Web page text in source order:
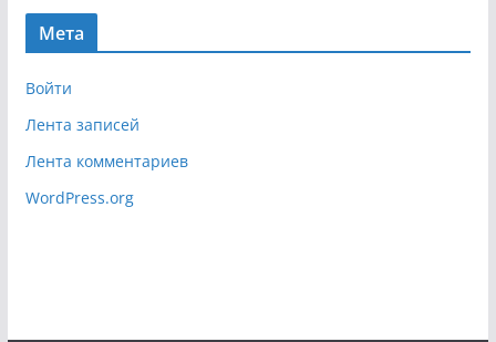
я
х
Мета
Войти
Лента записей
Лента комментариев
WordPress.org